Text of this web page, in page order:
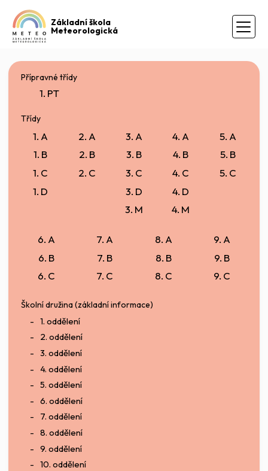
Základní škola
Meteorologická
Přípravné třídy
1. PT
Třídy
1. A
1. B
1. C
1. D
2. A
2. B
2. C
3. A
3. B
3. C
3. D
3. M
4. A
4. B
4. C
4. D
4. M
5. A
5. B
5. C
6. A
6. B
6. C
7. A
7. B
7. C
8. A
8. B
8. C
9. A
9. B
9. C
Školní družina (základní informace)
1. oddělení
2. oddělení
3. oddělení
4. oddělení
5. oddělení
6. oddělení
7. oddělení
8. oddělení
9. oddělení
10. oddělení